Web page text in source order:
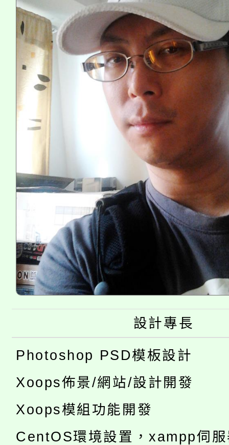
設計專長
Photoshop PSD模板設計
Xoops佈景/網站/設計開發
Xoops模組功能開發
CentOS環境設置，xampp伺